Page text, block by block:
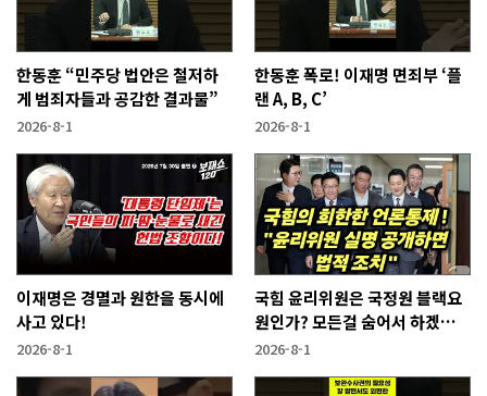
한동훈 “민주당 법안은 철저하
게 범죄자들과 공감한 결과물”
2026-8-1
한동훈 폭로! 이재명 면죄부 ‘플
랜 A, B, C’
2026-8-1
이재명은 경멸과 원한을 동시에
사고 있다!
2026-8-1
국힘 윤리위원은 국정원 블랙요
원인가? 모든걸 숨어서 하겠다
고?
2026-8-1